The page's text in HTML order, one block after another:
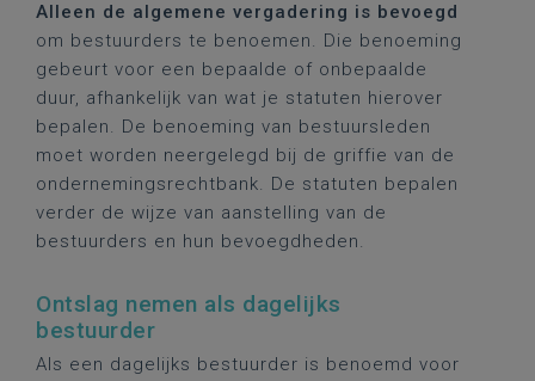
Alleen de algemene vergadering is bevoegd
om bestuurders te benoemen. Die benoeming
gebeurt voor een bepaalde of onbepaalde
duur, afhankelijk van wat je statuten hierover
bepalen. De benoeming van bestuursleden
moet worden neergelegd bij de griffie van de
ondernemingsrechtbank. De statuten bepalen
verder de wijze van aanstelling van de
bestuurders en hun bevoegdheden.
Ontslag nemen als dagelijks
bestuurder
Als een dagelijks bestuurder is benoemd voor